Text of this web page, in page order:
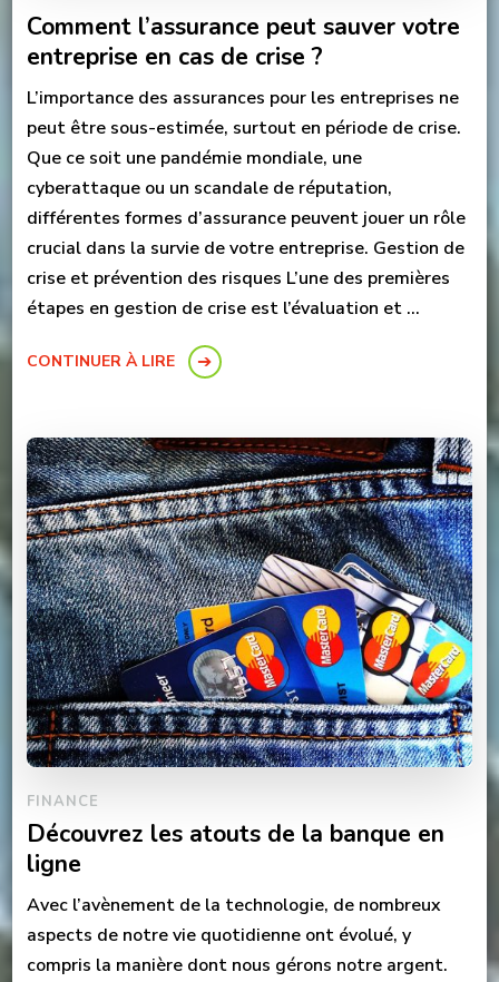
Comment l’assurance peut sauver votre
entreprise en cas de crise ?
L’importance des assurances pour les entreprises ne
peut être sous-estimée, surtout en période de crise.
Que ce soit une pandémie mondiale, une
cyberattaque ou un scandale de réputation,
différentes formes d’assurance peuvent jouer un rôle
crucial dans la survie de votre entreprise. Gestion de
crise et prévention des risques L’une des premières
étapes en gestion de crise est l’évaluation et …
CONTINUER À LIRE
FINANCE
Découvrez les atouts de la banque en
ligne
Avec l’avènement de la technologie, de nombreux
aspects de notre vie quotidienne ont évolué, y
compris la manière dont nous gérons notre argent.